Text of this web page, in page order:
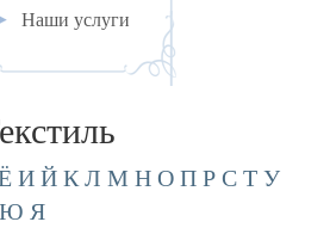
Наши услуги
ИЙКЛ М НОПРСТУ
Ю Я